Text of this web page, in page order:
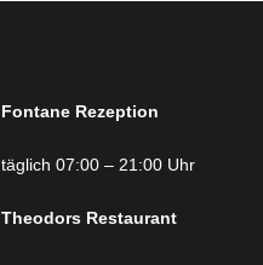
Fontane Rezeption
täglich 07:00 – 21:00 Uhr
Theodors Restaurant